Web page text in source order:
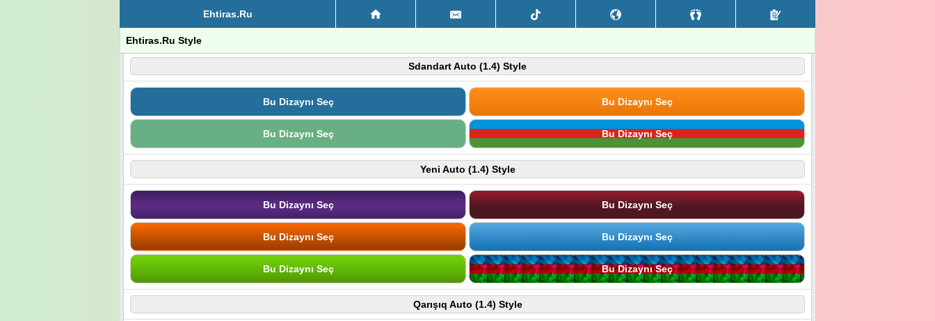
Ehtiras.Ru
Ehtiras.Ru Style
Sdandart Auto (1.4) Style
Bu Dizaynı Seç Bu Dizaynı Seç
Bu Dizaynı Seç Bu Dizaynı Seç
Yeni Auto (1.4) Style
Bu Dizaynı Seç Bu Dizaynı Seç
Bu Dizaynı Seç Bu Dizaynı Seç
Bu Dizaynı Seç Bu Dizaynı Seç
Qarışıq Auto (1.4) Style